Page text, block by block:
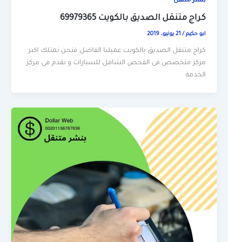
كراج متنقل الصديق بالكويت 69979365
ابو حكيم/21 يونيو، 2019
كراج متنقل الصديق بالكويت عميلنا الفاضل فنحن نمتلك اكبر
مركز متخصص فى الفحص الشامل للسيارات و نقدم في مركز
الخدمة